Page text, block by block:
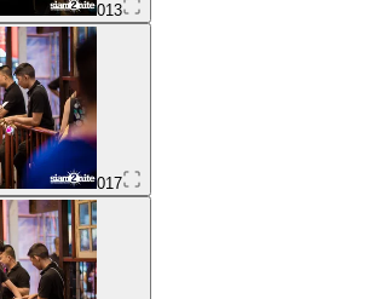
013
017